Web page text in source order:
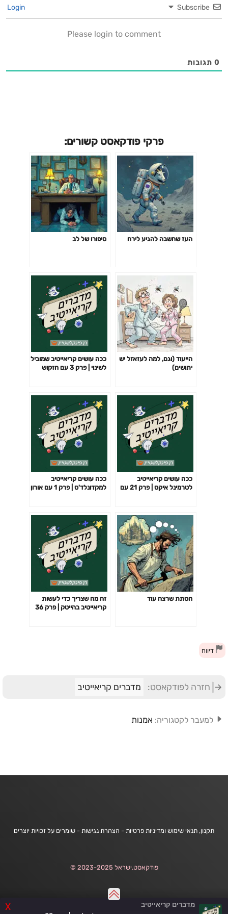
X מדברים קריאייטיב
Subscribe
Please login to comment
0 תגובות
פרקי פודקאסט קשורים:
העז שחשבה להגיע לירח סיפורו של לב
הייעוד (וגם, למה לעזאזל יש
יתושים)
ככה עושים קריאייטיב שמוביל
לשינוי | פרק 3 עם חזקוש
חומסקי & ורשבסקי
ככה עושים קריאייטיב
לטרמינל איקס | פרק 21 עם
ככה עושים קריאייטיב
למקדונלד'ס | פרק 1 עם אורון
יהושעTBWA
הסתת שרצה עוד
זה מה שצריך כדי לעשות
קריאייטיב בהייטק | פרק 36
דיווח
חזרה לפודקאסט: מדברים קריאייטיב
למעבר לקטגוריה: אמנות
תקנון, תנאי שימוש ומדיניות פרטיות - הצהרת נגישות - שומרים על זכויות יוצרים
פודקאסט.ישראל 2023-2025 ©